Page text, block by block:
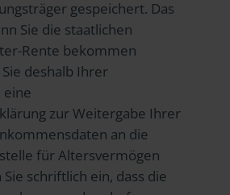
gespeichert. Das
Sie die staatlichen
Rente bekommen
deshalb Ihrer
eine
zur Weitergabe Ihrer
an die
für Altersvermögen
schriftlich ein, dass die